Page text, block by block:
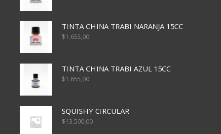
TINTA CHINA TRABI NARANJA 15CC
$1.655,00
TINTA CHINA TRABI AZUL 15CC
$1.655,00
SQUISHY CIRCULAR
$13.500,00